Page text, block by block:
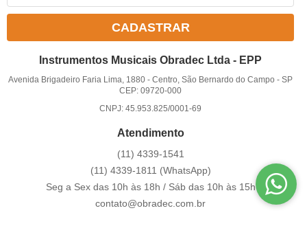
CADASTRAR
Instrumentos Musicais Obradec Ltda - EPP
Avenida Brigadeiro Faria Lima, 1880 -Centro, São Bernardo do Campo -SP
CEP: 09720-000
CNPJ: 45.953.825/0001-69
Atendimento
(11) 4339-1541
(11) 4339-1811 (WhatsApp)
Seg a Sex das 10h às 18h / Sáb das 10h às 15h
contato@obradec.com.br